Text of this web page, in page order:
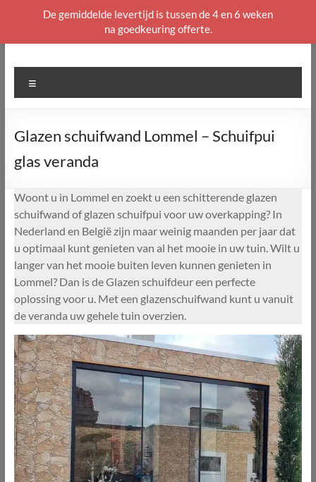
naar
Glazen schuifwand Lommel – Schuifpui
glas veranda
Woont u in Lommel en zoekt u een schitterende glazen
schuifwand of glazen schuifpui voor uw overkapping? In
Nederland en België zijn maar weinig maanden per jaar dat
u optimaal kunt genieten van al het mooie in uw tuin. Wilt u
langer van het mooie buiten leven kunnen genieten in
Lommel? Dan is de Glazen schuifdeur een perfecte
oplossing voor u. Met een glazenschuifwand kunt u vanuit
de veranda uw gehele tuin overzien.
De gemiddelde levertijd is tussen de 4 en 6 weken
na goedkeuring offerte.